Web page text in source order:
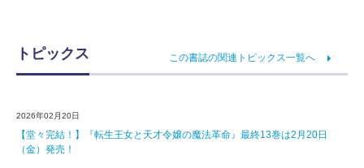
トピックス この書誌の関連トピックス一覧へ
2026年02月20日
【堂々完結！】『転生王女と天才令嬢の魔法革命』最終13巻は2月20日
（金）発売！